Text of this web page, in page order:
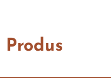
Produs